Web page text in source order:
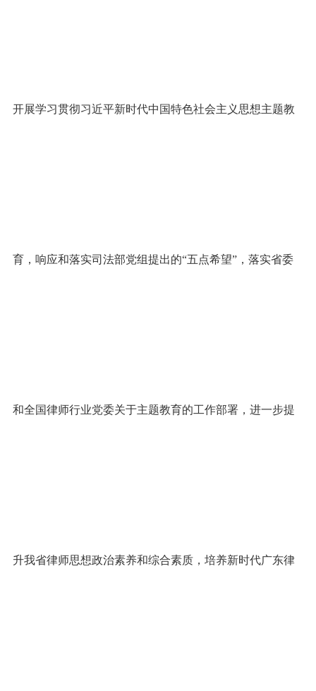
开展学习贯彻习近平新时代中国特色社会主义思想主题教
育，响应和落实司法部党组提出的“五点希望”，落实省委
和全国律师行业党委关于主题教育的工作部署，进一步提
升我省律师思想政治素养和综合素质，培养新时代广东律